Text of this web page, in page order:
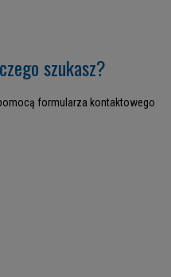
szukasz?
formularza kontaktowego